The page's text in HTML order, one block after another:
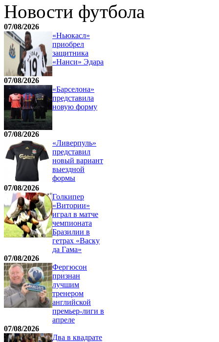
Новости футбола
07/08/2026
«Ньюкасл»
приобрел
защитника
«Нанси» Эдара
07/08/2026
«Барселона»
представила
новую форму
07/08/2026
«Ливерпуль»
представил
новый вариант
выездной
формы
07/08/2026
Голкипер
«Витории»
играл в матче
чемпионата
Бразилии в
гетрах «Васку
да Гама»
07/08/2026
Фергюсон
признан
лучшим
тренером
английской
премьер-лиги в
апреле
07/08/2026
Два в квадрате